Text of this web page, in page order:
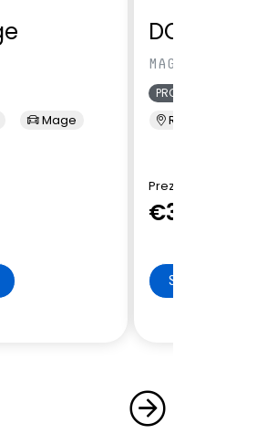
Mage
MAGE L7 PHEV
PRONTA CONSEGNA
Renord Sesto S.
Prezzo di Listino
€39.801
SCHEDA